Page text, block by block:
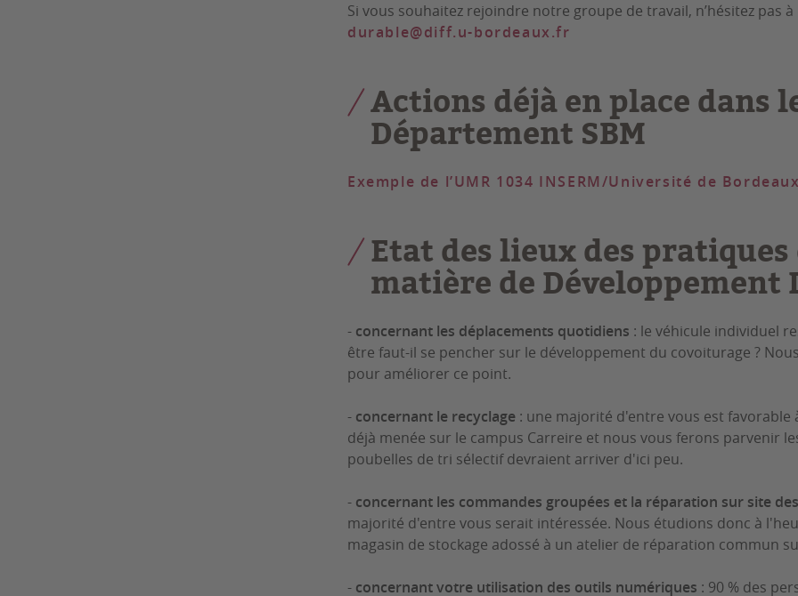
Si vous souhaitez rejoindre notre groupe de travail, n’hésitez pas
durable@diff.u-bordeaux.fr
Actions déjà en place dans
Département SBM
Exemple de l’UMR 1034 INSERM/Université de
Etat des lieux des
matière de Développement
- concernant les déplacements quotidiens : le véhicule individuel
être faut-il se pencher sur le développement du covoiturage ?
pour améliorer ce point.
- concernant le recyclage : une majorité d'entre vous est
déjà menée sur le campus Carreire et nous vous ferons parvenir
poubelles de tri sélectif devraient arriver d'ici peu.
- concernant les commandes groupées et la réparation sur site
majorité d'entre vous serait intéressée. Nous étudions donc à
magasin de stockage adossé à un atelier de réparation commun
- concernant votre utilisation des outils numériques : 90 % des